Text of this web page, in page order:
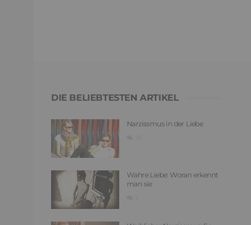
DIE BELIEBTESTEN ARTIKEL
Narzissmus in der Liebe
Wahre Liebe: Woran erkennt
man sie